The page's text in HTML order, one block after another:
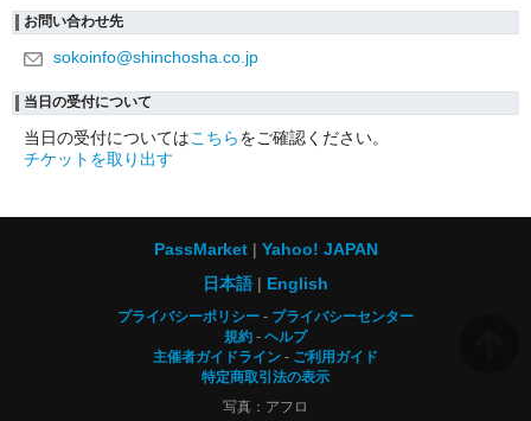
お問い合わせ先
sokoinfo@shinchosha.co.jp
当日の受付について
当日の受付についてはこちらをご確認ください。
チケットを取り出す
PassMarket
Yahoo! JAPAN
日本語
English
プライバシーポリシー
プライバシーセンター
規約
ヘルプ
主催者ガイドライン
ご利用ガイド
特定商取引法の表示
写真：アフロ